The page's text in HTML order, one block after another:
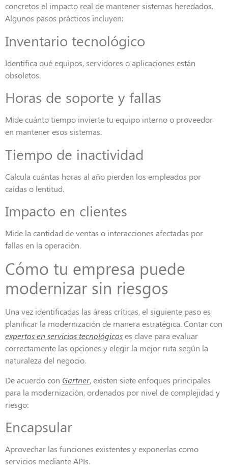
concretos el impacto real de mantener sistemas heredados.
Algunos pasos prácticos incluyen:
Inventario tecnológico
Identifica qué equipos, servidores o aplicaciones están
obsoletos.
Horas de soporte y fallas
Mide cuánto tiempo invierte tu equipo interno o proveedor
en mantener esos sistemas.
Tiempo de inactividad
Calcula cuántas horas al año pierden los empleados por
caídas o lentitud.
Impacto en clientes
Mide la cantidad de ventas o interacciones afectadas por
fallas en la operación.
Cómo tu empresa puede
modernizar sin riesgos
Una vez identificadas las áreas críticas, el siguiente paso es
planificar la modernización de manera estratégica. Contar con
expertos en servicios tecnológicoses clave para evaluar
correctamente las opciones y elegir la mejor ruta según la
naturaleza del negocio.
De acuerdo con Gartner, existen siete enfoques principales
para la modernización, ordenados por nivel de complejidad y
riesgo:
Encapsular
Aprovechar las funciones existentes y exponerlas como
servicios mediante APIs.